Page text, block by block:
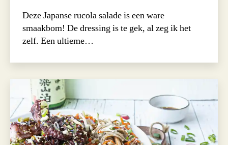
Deze Japanse rucola salade is een ware
smaakbom! De dressing is te gek, al zeg ik het
zelf. Een ultieme…